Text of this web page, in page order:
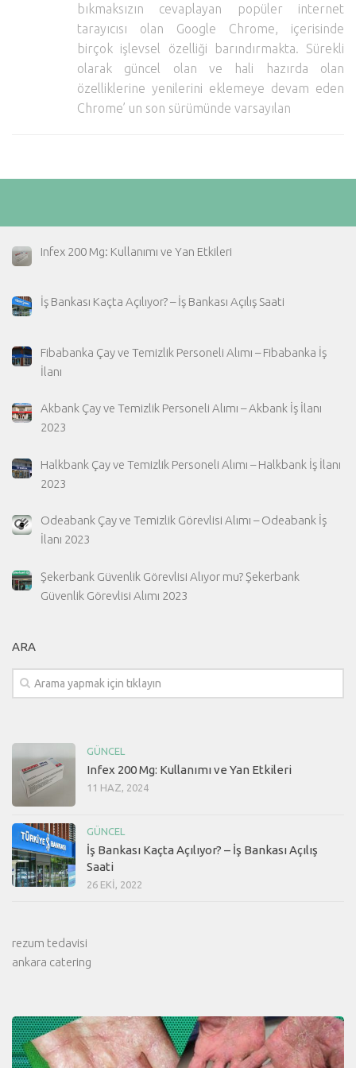
Hayattan Kesitler
Nasıl Yapılır?
bıkmaksızın cevaplayan popüler internet
tarayıcısı olan Google Chrome, içerisinde
birçok işlevsel özelliği barındırmakta. Sürekli
olarak güncel olan ve hali hazırda olan
özelliklerine yenilerini eklemeye devam eden
Chrome’ un son sürümünde varsayılan
Infex 200 Mg: Kullanımı ve Yan Etkileri
İş Bankası Kaçta Açılıyor? – İş Bankası Açılış Saati
Fibabanka Çay ve Temizlik Personeli Alımı – Fibabanka İş
İlanı
Akbank Çay ve Temizlik Personeli Alımı – Akbank İş İlanı
2023
Halkbank Çay ve Temizlik Personeli Alımı – Halkbank İş İlanı
2023
Odeabank Çay ve Temizlik Görevlisi Alımı – Odeabank İş
İlanı 2023
Şekerbank Güvenlik Görevlisi Alıyor mu? Şekerbank
Güvenlik Görevlisi Alımı 2023
ARA
GÜNCEL
Infex 200 Mg: Kullanımı ve Yan Etkileri
11 HAZ, 2024
GÜNCEL
İş Bankası Kaçta Açılıyor? – İş Bankası Açılış
Saati
26 EKI, 2022
rezum tedavisi
ankara catering